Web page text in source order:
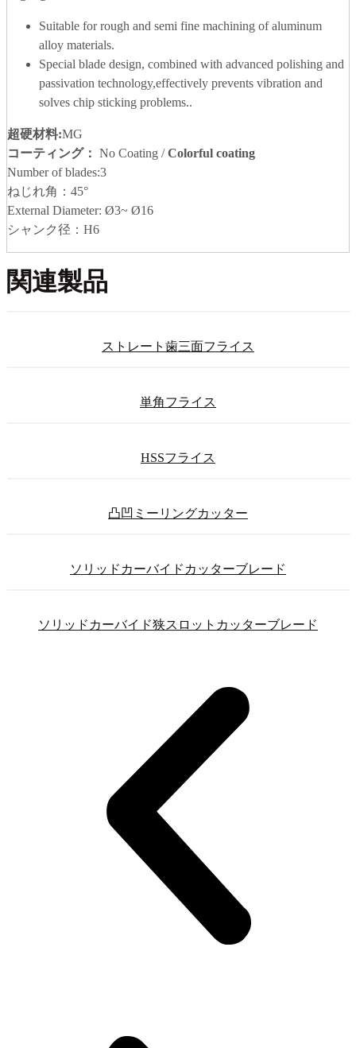
Suitable for rough and semi fine machining of aluminum
alloy materials.
Special blade design, combined with advanced polishing and
passivation technology,effectively prevents vibration and
solves chip sticking problems..
超硬材料:MG
コーティング： No Coating /Colorful coating
Number of blades:3
ねじれ角：45°
External Diameter: Ø3~ Ø16
シャンク径：H6
関連製品
ストレート歯三面フライス
単角フライス
HSSフライス
凸凹ミーリングカッター
ソリッドカーバイドカッターブレード
ソリッドカーバイド狭スロットカッターブレード